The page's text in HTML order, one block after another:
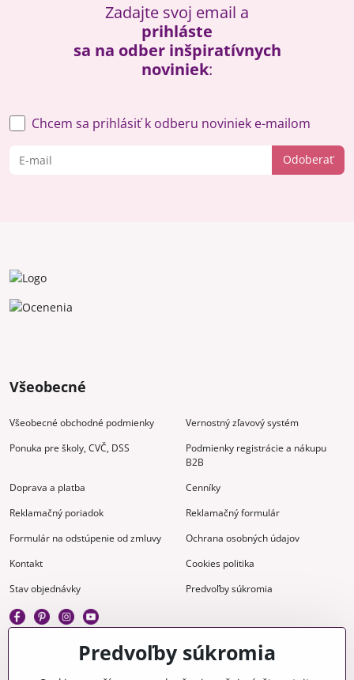
Zadajte svoj email a
prihláste
sa na odber inšpiratívnych
noviniek:
Odoberať
Chcem sa prihlásiť k odberu noviniek e-mailom
Všeobecné
Všeobecné obchodné podmienky
Vernostný zľavový systém
Ponuka pre školy, CVČ, DSS
Podmienky registrácie a nákupu
B2B
Doprava a platba
Cenníky
Reklamačný poriadok
Reklamačný formulár
Formulár na odstúpenie od zmluvy
Ochrana osobných údajov
Kontakt
Cookies politika
Stav objednávky
Predvoľby súkromia
Predvoľby súkromia